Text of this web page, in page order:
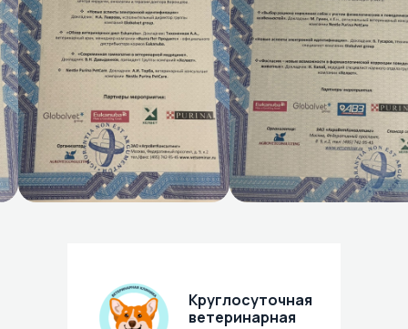
Круглосуточная
ветеринарная